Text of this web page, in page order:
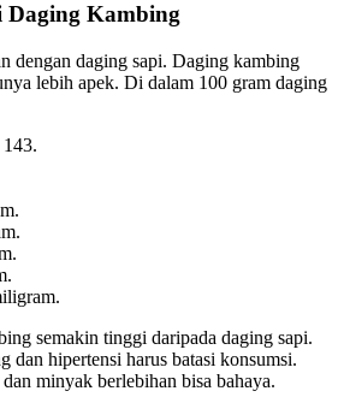
Kambing
dengan daging sapi. Daging kambing
lebih apek. Di dalam 100 gram daging
semakin tinggi daripada daging sapi.
dan hipertensi harus batasi konsumsi.
minyak berlebihan bisa bahaya.